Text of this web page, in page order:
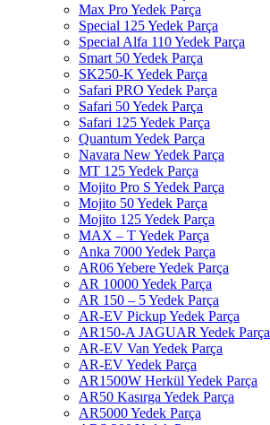
Max Pro Yedek Parça
Special 125 Yedek Parça
Special Alfa 110 Yedek Parça
Smart 50 Yedek Parça
SK250-K Yedek Parça
Safari PRO Yedek Parça
Safari 50 Yedek Parça
Safari 125 Yedek Parça
Quantum Yedek Parça
Navara New Yedek Parça
MT 125 Yedek Parça
Mojito Pro S Yedek Parça
Mojito 50 Yedek Parça
Mojito 125 Yedek Parça
MAX – T Yedek Parça
Anka 7000 Yedek Parça
AR06 Yebere Yedek Parça
AR 10000 Yedek Parça
AR 150 – 5 Yedek Parça
AR-EV Pickup Yedek Parça
AR150-A JAGUAR Yedek Parça
AR-EV Van Yedek Parça
AR-EV Yedek Parça
AR1500W Herkül Yedek Parça
AR50 Kasırga Yedek Parça
AR5000 Yedek Parça